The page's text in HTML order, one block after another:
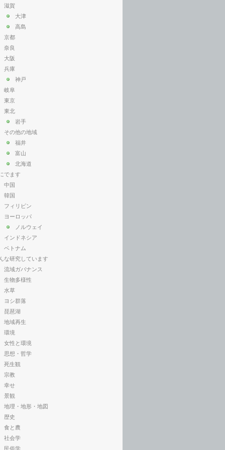
滋賀
大津
高島
京都
奈良
大阪
兵庫
神戸
岐阜
東京
東北
岩手
その他の地域
福井
富山
北海道
でます
中国
韓国
フィリピン
ヨーロッパ
ノルウェイ
インドネシア
ベトナム
な研究しています
流域ガバナンス
生物多様性
水草
ヨシ群落
琵琶湖
地域再生
環境
女性と環境
思想・哲学
死生観
宗教
幸せ
景観
地理・地形・地図
歴史
食と農
社会学
民俗学